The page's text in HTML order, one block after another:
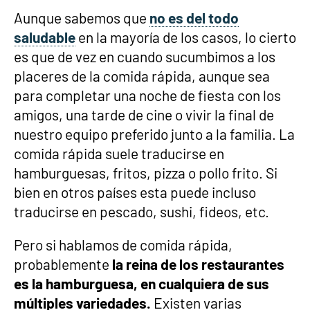
Aunque sabemos que no es del todo
saludable en la mayoría de los casos, lo cierto
es que de vez en cuando sucumbimos a los
placeres de la comida rápida, aunque sea
para completar una noche de fiesta con los
amigos, una tarde de cine o vivir la final de
nuestro equipo preferido junto a la familia. La
comida rápida suele traducirse en
hamburguesas, fritos, pizza o pollo frito. Si
bien en otros países esta puede incluso
traducirse en pescado, sushi, fideos, etc.
Pero si hablamos de comida rápida,
probablemente la reina de los restaurantes
es la hamburguesa, en cualquiera de sus
múltiples variedades. Existen varias